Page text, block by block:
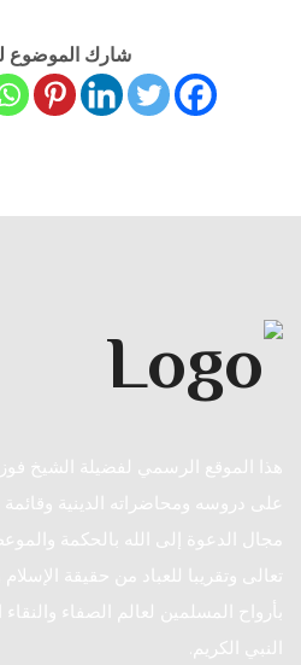
شارك الموضوع
هذا الموقع الرسمي لفضيلة الشيخ
على دروسه ومحاضراته الدينية
مجال الدعوة إلى الله بالحكمة
تعالى وتقريبا للعباد من حقيقة
بأرواح المسلمين لعالم الصفاء
النبي الكريم.